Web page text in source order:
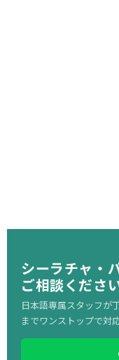
シーラチャ・
ご相談くださ
日本語専属スタッフが
までワンストップで対